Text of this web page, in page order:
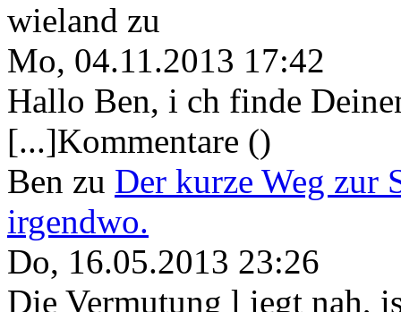
wieland zu
Mo, 04.11.2013 17:42
Hallo Ben, i ch finde
[...]Kommentare ()
Ben zu Der kurze Weg zur
irgendwo.
Do, 16.05.2013 23:26
Die Vermutung l iegt nah,